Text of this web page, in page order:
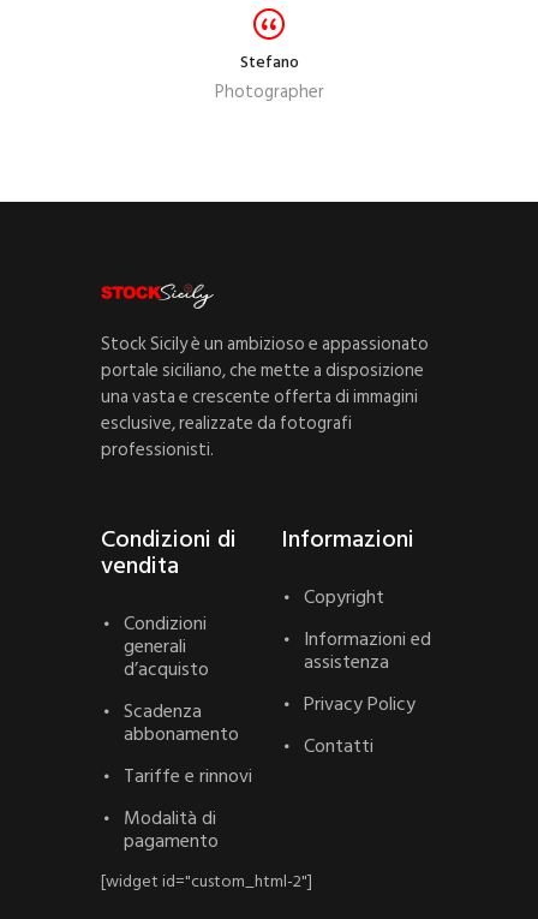
Stefano
Photographer
Stock Sicily è un ambizioso e appassionato
portale siciliano, che mette a disposizione
una vasta e crescente offerta di immagini
esclusive, realizzate da fotografi
professionisti.
Condizioni di
vendita
Condizioni
generali
d’acquisto
Scadenza
abbonamento
Tariffe e rinnovi
Modalità di
pagamento
Informazioni
Copyright
Informazioni ed
assistenza
Privacy Policy
Contatti
[widget id="custom_html-2"]